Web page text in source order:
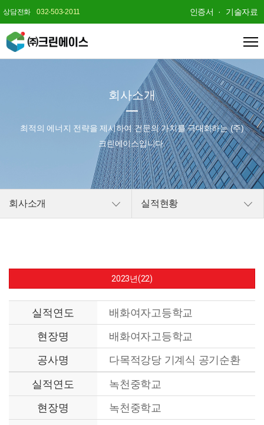
상담전화 032-503-2011 인증서 기술자료
회사소개
최적의 에너지 전략을 제시하여건문의 가치를 극대화하는 (주)
크린에이스입니다.
회사소개 실적현황
2023년(22)
실적연도
배화여자고등학교
현장명
배화여자고등학교
공사명
다목적강당 기계식 공기순환
기 설치공사
실적연도
녹천중학교
현장명
녹천중학교